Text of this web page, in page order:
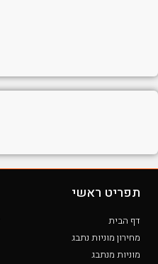
תפריט ראשי
דף הבית
מחירון מוניות נתבג
מוניות מנתבג